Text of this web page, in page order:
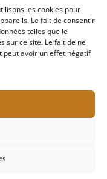
les cookies pour
Le fait de consentir
telles que le
sur ce site. Le fait de ne
peut avoir un effet négatif